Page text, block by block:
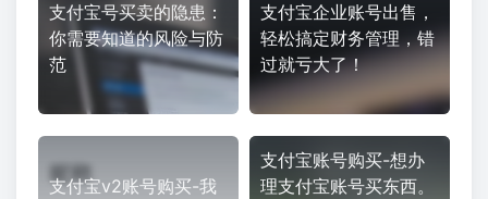
支付宝号买卖的隐患：
你需要知道的风险与防
范
支付宝企业账号出售，
轻松搞定财务管理，错
过就亏大了！
支付宝v2账号购买-我
支付宝账号购买-想办
理支付宝账号买东西。